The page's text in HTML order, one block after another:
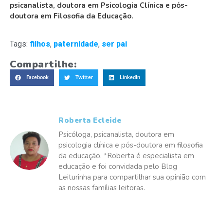
psicanalista, doutora em Psicologia Clínica e pós-
doutora em Filosofia da Educação.
Tags: filhos, paternidade, ser pai
Compartilhe:
Facebook Twitter LinkedIn
Roberta Ecleide
Psicóloga, psicanalista, doutora em
psicologia clínica e pós-doutora em filosofia
da educação. *Roberta é especialista em
educação e foi convidada pelo Blog
Leiturinha para compartilhar sua opinião com
as nossas famílias leitoras.